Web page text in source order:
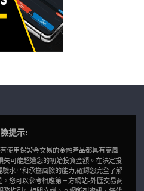
提示:
使用保證金交易的金融產品都具有高風
失可能超過您的初始投資金額。在決定投
水平和承擔風險的能力,確認您完全了解
您可以參考相應第三方網站-外匯交易商